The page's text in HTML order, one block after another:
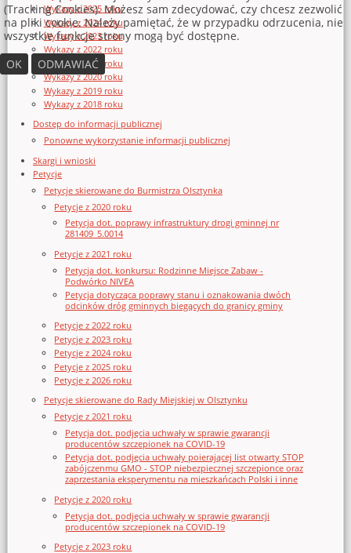
Wykazy z 2025 roku
Wykazy z 2024 roku
Wykazy z 2023 roku
Wykazy z 2022 roku
Wykazy z 2021 roku
Wykazy z 2020 roku
Wykazy z 2019 roku
Wykazy z 2018 roku
Dostęp do informacji publicznej
Ponowne wykorzystanie informacji publicznej
Skargi i wnioski
Petycje
Petycje skierowane do Burmistrza Olsztynka
Petycje z 2020 roku
Petycja dot. poprawy infrastruktury drogi gminnej nr
281409_5.0014
Petycje z 2021 roku
Petycja dot. konkursu: Rodzinne Miejsce Zabaw -
Podwórko NIVEA
Petycja dotycząca poprawy stanu i oznakowania dwóch
odcinków dróg gminnych biegących do granicy gminy
Petycje z 2022 roku
Petycje z 2023 roku
Petycje z 2024 roku
Petycje z 2025 roku
Petycje z 2026 roku
Petycje skierowane do Rady Miejskiej w Olsztynku
Petycje z 2021 roku
Petycja dot. podjęcia uchwały w sprawie gwarancji
producentów szczepionek na COVID-19
Petycja dot. podjęcia uchwały poierającej list otwarty STOP
zabójczenmu GMO - STOP niebezpiecznej szczepionce oraz
zaprzestania eksperymentu na mieszkańcach Polski i inne
Petycje z 2020 roku
Petycja dot. podjęcia uchwały w sprawie gwarancji
producentów szczepionek na COVID-19
Petycje z 2023 roku
(Tracking Cookies). Możesz sam zdecydować, czy chcesz zezwolić
na pliki cookie. Należy pamiętać, że w przypadku odrzucenia, nie
wszystkie funkcje strony mogą być dostępne.
OK
ODMAWIAĆ